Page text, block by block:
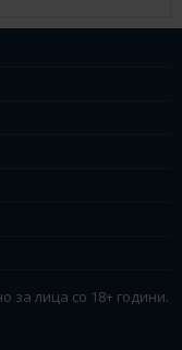
за лица со 18+ години.